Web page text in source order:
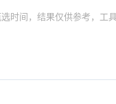
时间，结果仅供参考，工